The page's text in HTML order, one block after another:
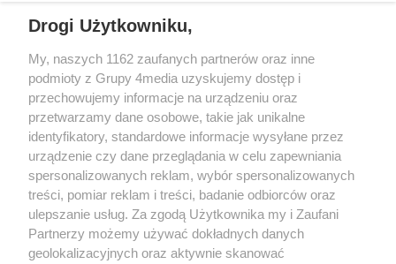
doświadczenie i umiejętność
rozmowy. Dzielnicowy z Sulęcina
podjął działania, które pozwoliły
bezpiecznie zakończyć
interwencję.
REKLAMA
Drogi Użytkowniku,
My, naszych 1162 zaufanych partnerów oraz inne
podmioty z Grupy 4media uzyskujemy dostęp i
przechowujemy informacje na urządzeniu oraz
przetwarzamy dane osobowe, takie jak unikalne
identyfikatory, standardowe informacje wysyłane przez
urządzenie czy dane przeglądania w celu zapewniania
spersonalizowanych reklam, wybór spersonalizowanych
treści, pomiar reklam i treści, badanie odbiorców oraz
ulepszanie usług. Za zgodą Użytkownika my i Zaufani
Partnerzy możemy używać dokładnych danych
geolokalizacyjnych oraz aktywnie skanować